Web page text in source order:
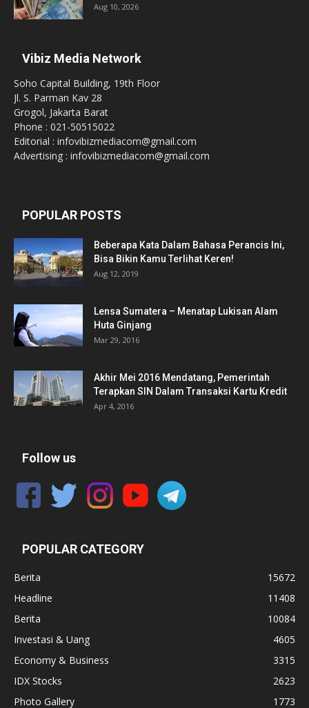
Aug 10, 2026
Vibiz Media Network
Soho Capital Building, 19th Floor
Jl. S. Parman Kav 28
Grogol, Jakarta Barat
Phone : 021-50515022
Editorial : infovibizmediacom@gmail.com
Advertising : infovibizmediacom@gmail.com
POPULAR POSTS
Beberapa Kata Dalam Bahasa Perancis Ini,
Bisa Bikin Kamu Terlihat Keren!
Aug 12, 2019
Lensa Sumatera – Menatap Lukisan Alam
Huta Ginjang
Mar 29, 2016
Akhir Mei 2016 Mendatang, Pemerintah
Terapkan SIN Dalam Transaksi Kartu Kredit
Apr 4, 2016
Follow us
POPULAR CATEGORY
Berita
15672
Headline
11408
Berita
10084
Investasi & Uang
4605
Economy & Business
3315
IDX Stocks
2623
Photo Gallery
1773